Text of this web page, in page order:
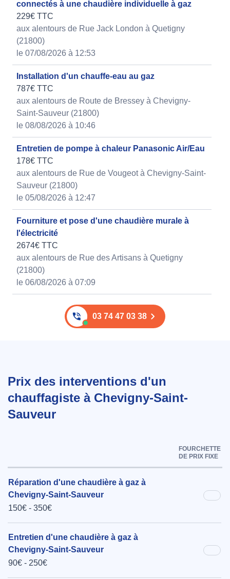
connectés à une chaudière individuelle à gaz
229€ TTC
aux alentours de Rue Jack London à Quetigny
(21800)
le 07/08/2026 à 12:53
Installation d'un chauffe-eau au gaz
787€ TTC
aux alentours de Route de Bressey à Chevigny-
Saint-Sauveur (21800)
le 08/08/2026 à 10:46
Entretien de pompe à chaleur Panasonic Air/Eau
178€ TTC
aux alentours de Rue de Vougeot à Chevigny-Saint-
Sauveur (21800)
le 05/08/2026 à 12:47
Fourniture et pose d'une chaudière murale à
l'électricité
2674€ TTC
aux alentours de Rue des Artisans à Quetigny
(21800)
le 06/08/2026 à 07:09
03 74 47 03 38
Prix des interventions d'un
chauffagiste à Chevigny-Saint-
Sauveur
FOURCHETTE
DE PRIX FIXE
Réparation d'une chaudière à gaz à
Chevigny-Saint-Sauveur
150€ - 350€
Entretien d'une chaudière à gaz à
Chevigny-Saint-Sauveur
90€ - 250€